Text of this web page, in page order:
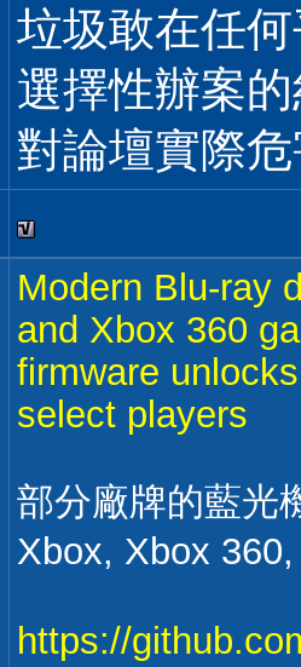
垃圾敢在任
選擇性辦案
對論壇實際
Modern Blu-ray
and Xbox 360
firmware
select players
部分廠牌的藍光
Xbox, Xbox
https://